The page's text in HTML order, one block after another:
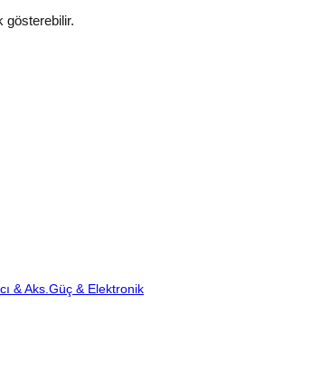
gösterebilir.
& Aks.Güç & Elektronik